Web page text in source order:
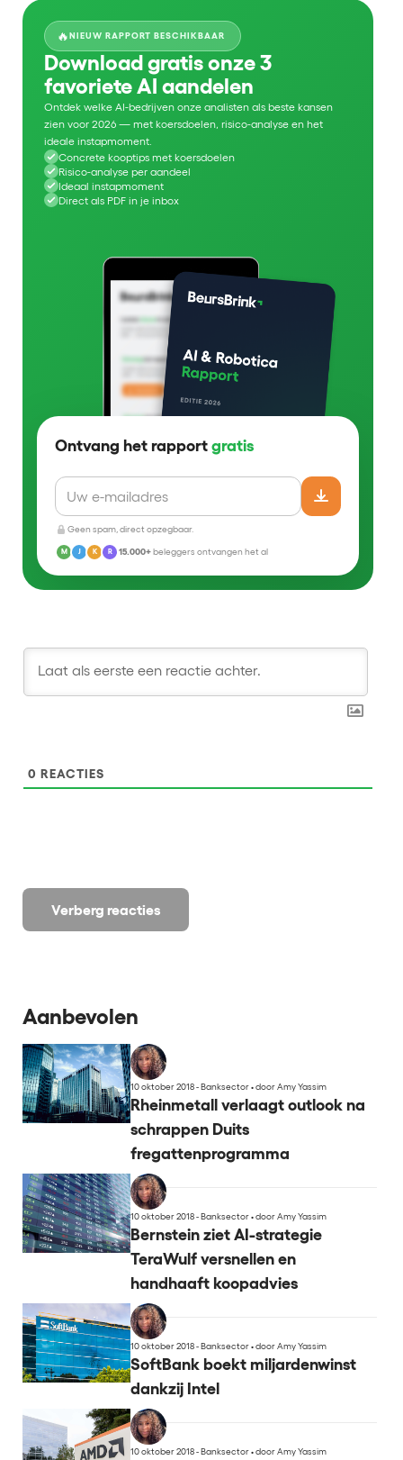
🔥NIEUW RAPPORT BESCHIKBAAR
Download gratis onze 3
favoriete AI aandelen
Ontdek welke AI-bedrijven onze analisten als beste kansen
zien voor 2026 — met koersdoelen, risico-analyse en het
ideale instapmoment.
Concrete kooptips met koersdoelen
Risico-analyse per aandeel
Ideaal instapmoment
Direct als PDF in je inbox
Ontvang het rapport gratis
Geen spam, direct opzegbaar.
M J K R 15.000+beleggers ontvangen het al
Verberg reacties
0 REACTIES
Aanbevolen
10 oktober 2018 - Banksector•door Amy Yassim
Rheinmetall verlaagt outlook na
schrappen Duits
fregattenprogramma
10 oktober 2018 - Banksector•door Amy Yassim
Bernstein ziet AI-strategie
TeraWulf versnellen en
handhaaft koopadvies
10 oktober 2018 - Banksector•door Amy Yassim
SoftBank boekt miljardenwinst
dankzij Intel
10 oktober 2018 - Banksector•door Amy Yassim